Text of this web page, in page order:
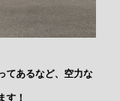
てあるなど、空力な
す！